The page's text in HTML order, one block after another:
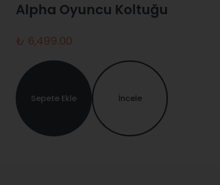
Alpha Oyuncu Koltuğu
₺ 6,499.00
Sepete Ekle İncele